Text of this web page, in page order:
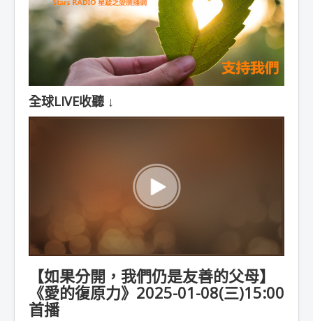
節目簡介
節目預告
全球LIVE收聽 ↓
【如果分開，我們仍是友善的父母】
《愛的復原力》2025-01-08(三)15:00
首播